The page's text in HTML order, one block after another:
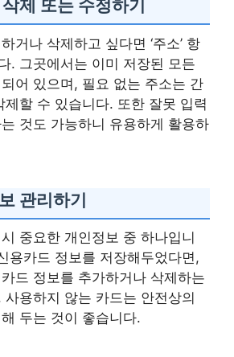
제 또는 수정하기
거나 삭제하고 싶다면 ‘주소’ 항
. 그곳에서는 이미 저장된 모든
어 있으며, 필요 없는 주소는 간
제할 수 있습니다. 또한 잘못 입력
것도 가능하니 유용하게 활용하
관리하기
중요한 개인정보 중 하나입니
용카드 정보를 저장해두었다면,
드 정보를 추가하거나 삭제하는
사용하지 않는 카드는 안전상의
두는 것이 좋습니다.